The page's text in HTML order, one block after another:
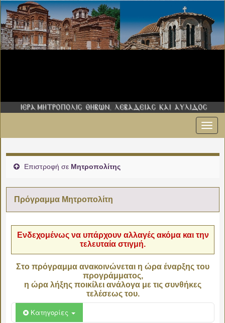
Επιστροφή σε Μητροπολίτης
Πρόγραμμα Μητροπολίτη
Ενδεχομένως να υπάρχουν αλλαγές ακόμα και την
τελευταία στιγμή.
Στο πρόγραμμα ανακοινώνεται η ώρα έναρξης του
προγράμματος,
η ώρα λήξης ποικίλει ανάλογα με τις συνθήκες
τελέσεως του.
Κατηγορίες